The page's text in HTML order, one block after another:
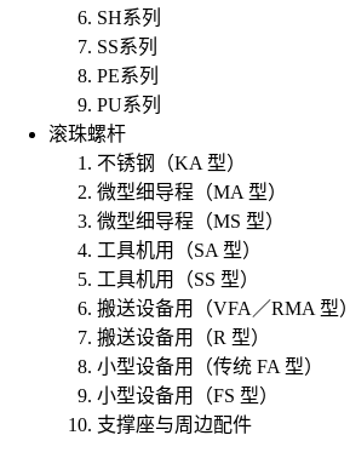
SH系列
SS系列
PE系列
PU系列
滚珠螺杆
不锈钢（KA 型）
微型细导程（MA 型）
微型细导程（MS 型）
工具机用（SA 型）
工具机用（SS 型）
搬送设备用（VFA／RMA 型）
搬送设备用（R 型）
小型设备用（传统 FA 型）
小型设备用（FS 型）
支撑座与周边配件